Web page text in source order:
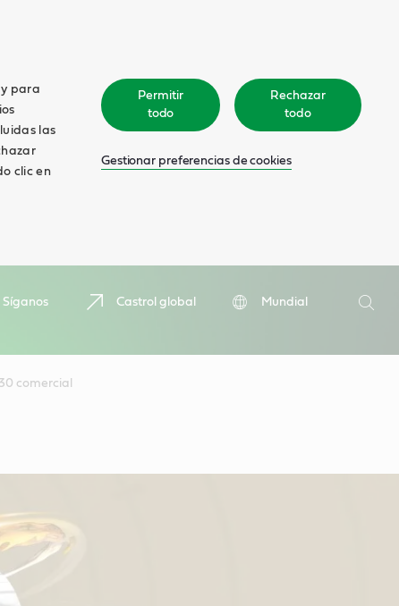
para
las
clic en
Permitir
todo
Rechazar
todo
Gestionar preferencias de cookies
Síganos Castrol global
Mundial
Search
comercial